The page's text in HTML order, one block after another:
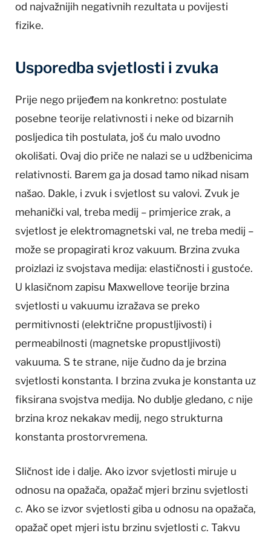
od najvažnijih negativnih rezultata u povijesti
fizike.
Usporedba svjetlosti i zvuka
Prije nego prijeđem na konkretno: postulate
posebne teorije relativnosti i neke od bizarnih
posljedica tih postulata, još ću malo uvodno
okolišati. Ovaj dio priče ne nalazi se u udžbenicima
relativnosti. Barem ga ja dosad tamo nikad nisam
našao. Dakle, i zvuk i svjetlost su valovi. Zvuk je
mehanički val, treba medij – primjerice zrak, a
svjetlost je elektromagnetski val, ne treba medij –
može se propagirati kroz vakuum. Brzina zvuka
proizlazi iz svojstava medija: elastičnosti i gustoće.
U klasičnom zapisu Maxwellove teorije brzina
svjetlosti u vakuumu izražava se preko
permitivnosti (električne propustljivosti) i
permeabilnosti (magnetske propustljivosti)
vakuuma. S te strane, nije čudno da je brzina
svjetlosti konstanta. I brzina zvuka je konstanta uz
fiksirana svojstva medija. No dublje gledano, c nije
brzina kroz nekakav medij, nego strukturna
konstanta prostorvremena.
Sličnost ide i dalje. Ako izvor svjetlosti miruje u
odnosu na opažača, opažač mjeri brzinu svjetlosti
c. Ako se izvor svjetlosti giba u odnosu na opažača,
opažač opet mjeri istu brzinu svjetlosti c. Takvu